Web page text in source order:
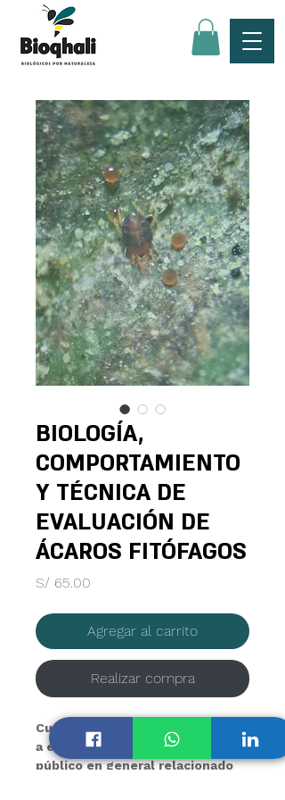
BIOLOGÍA,
COMPORTAMIENTO
Y TÉCNICA DE
EVALUACIÓN DE
ÁCAROS FITÓFAGOS
S/ 65.00
Agregar al carrito
Realizar compra
Curso dirigido
a estudiantes, profesionales y
público en general relacionado